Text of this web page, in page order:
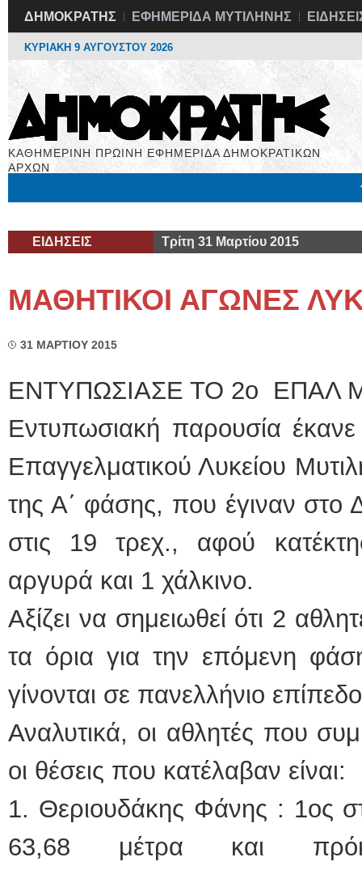
ΔΗΜΟΚΡΑΤΗΣ ΕΦΗΜΕΡΙΔΑ ΜΥΤΙΛΗΝΗΣ
ΚΥΡΙΑΚΗ 9 ΑΥΓΟΥΣΤΟΥ 2026
ΚΑΘΗΜΕΡΙΝΗ ΠΡΩΙΝΗ ΕΦΗΜΕΡΙΔΑ ΔΗΜΟΚΡΑΤΙΚΩΝ
ΑΡΧΩΝ
ΕΙΔΗΣΕΙΣ Τρίτη 31 Μαρτίου 2015
ΜΑΘΗΤΙΚΟΙ ΑΓΩΝΕΣ
31 ΜΑΡΤΙΟΥ 2015
ΕΝΤΥΠΩΣΙΑΣΕ ΤΟ 2ο ΕΠΑΛ
Εντυπωσιακή παρουσία
Επαγγελματικού Λυκείου
της Α΄ φάσης, που έγιναν στο
στις 19 τρεχ., αφού
αργυρά και 1 χάλκινο.
Αξίζει να σημειωθεί ότι 2
τα όρια για την επόμενη
γίνονται σε πανελλήνιο
Αναλυτικά, οι αθλητές που
οι θέσεις που κατέλαβαν είναι:
1. Θεριουδάκης Φάνης : 1ος
63,68 μέτρα και